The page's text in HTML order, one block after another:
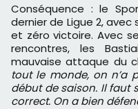
Conséquence : le
dernier de Ligue 2,
et zéro victoire. Avec
rencontres, les
mauvaise attaque du
tout le monde, on n’a
début de saison. Il faut
correct. On a bien